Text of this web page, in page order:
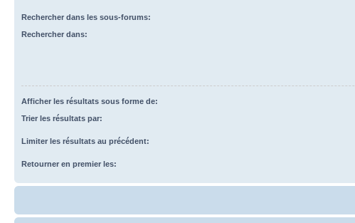
Rechercher dans les sous-forums:
Rechercher dans:
Afficher les résultats sous forme de:
Trier les résultats par:
Limiter les résultats au précédent:
Retourner en premier les: